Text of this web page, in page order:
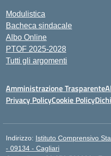
Modulistica
Bacheca sindacale
Albo Online
PTOF 2025-2028
Tutti gli argomenti
Amministrazione Trasparente
Privacy PolicyCookie Policy
Indirizzo: Istituto Comprensivo
- 09134 - Cagliari